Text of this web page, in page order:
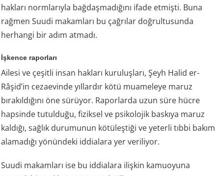
hakları normlarıyla bağdaşmadığını ifade etmişti. Buna
rağmen Suudi makamları bu çağrılar doğrultusunda
herhangi bir adım atmadı.
İşkence raporları
Ailesi ve çeşitli insan hakları kuruluşları, Şeyh Halid er-
Râşid’in cezaevinde yıllardır kötü muameleye maruz
bırakıldığını öne sürüyor. Raporlarda uzun süre hücre
hapsinde tutulduğu, fiziksel ve psikolojik baskıya maruz
kaldığı, sağlık durumunun kötüleştiği ve yeterli tıbbi bakım
alamadığı yönündeki iddialara yer veriliyor.
Suudi makamları ise bu iddialara ilişkin kamuoyuna